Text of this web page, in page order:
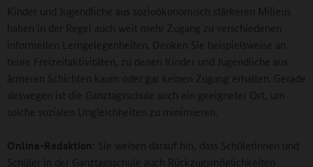
Kinder und Jugendliche aus sozioökonomisch stärkeren Milieus
haben in der Regel auch weit mehr Zugang zu verschiedenen
informellen Lerngelegenheiten. Denken Sie beispielsweise an
teure Freizeitaktivitäten, zu denen Kinder und Jugendliche aus
ärmeren Schichten kaum oder gar keinen Zugang erhalten. Gerade
deswegen ist die Ganztagsschule auch ein geeigneter Ort, um
solche sozialen Ungleichheiten zu minimieren.
Online-Redaktion:
Sie weisen darauf hin, dass Schülerinnen und
Schüler in der Ganztagsschule auch Rückzugsmöglichkeiten